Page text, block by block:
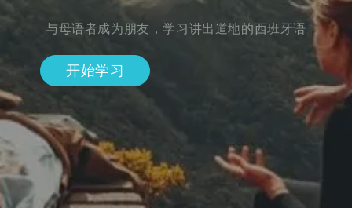
与母语者成为朋友，学习讲出道地的西班牙语
开始学习